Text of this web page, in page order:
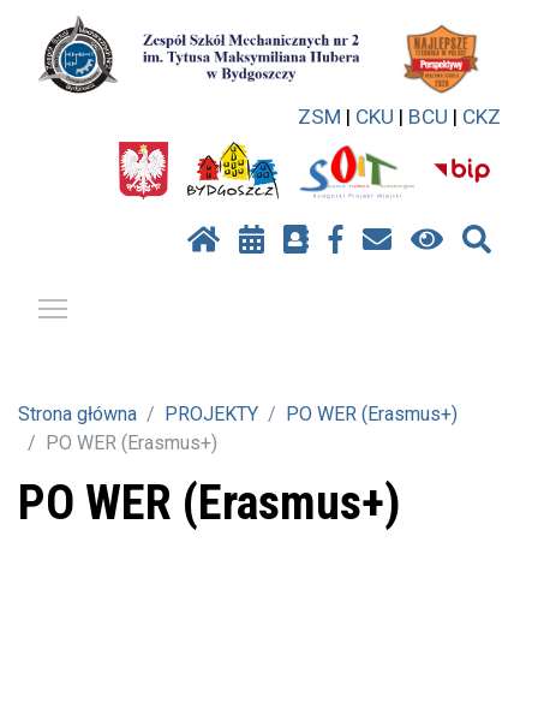
ZSM | CKU | BCU | CKZ
Strona główna PROJEKTY
PO WER (Erasmus+)
PO WER (Erasmus+)
PO WER (Erasmus+)